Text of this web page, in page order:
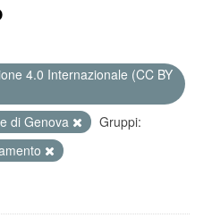
4.0 Internazionale (CC BY
di Genova
Gruppi: